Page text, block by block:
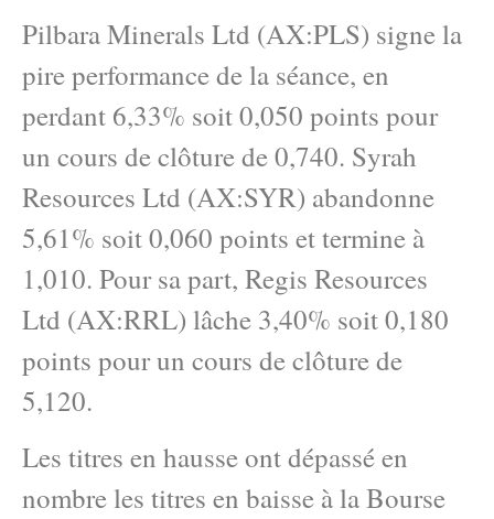
Pilbara Minerals Ltd (AX:PLS) signe la
pire performance de la séance, en
perdant 6,33% soit 0,050 points pour
un cours de clôture de 0,740. Syrah
Resources Ltd (AX:SYR) abandonne
5,61% soit 0,060 points et termine à
1,010. Pour sa part, Regis Resources
Ltd (AX:RRL) lâche 3,40% soit 0,180
points pour un cours de clôture de
5,120.
Les titres en hausse ont dépassé en
nombre les titres en baisse à la Bourse